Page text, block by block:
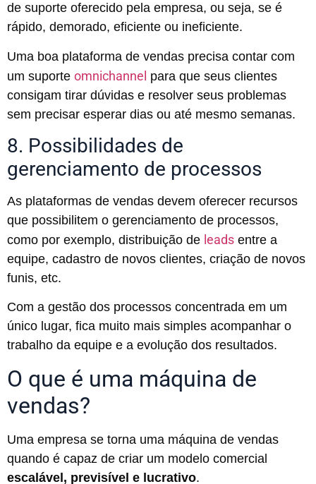
de suporte oferecido pela empresa, ou seja, se é
rápido, demorado, eficiente ou ineficiente.
Uma boa plataforma de vendas precisa contar com
um suporte omnichannel para que seus clientes
consigam tirar dúvidas e resolver seus problemas
sem precisar esperar dias ou até mesmo semanas.
8. Possibilidades de
gerenciamento de processos
As plataformas de vendas devem oferecer recursos
que possibilitem o gerenciamento de processos,
como por exemplo, distribuição de leads entre a
equipe, cadastro de novos clientes, criação de novos
funis, etc.
Com a gestão dos processos concentrada em um
único lugar, fica muito mais simples acompanhar o
trabalho da equipe e a evolução dos resultados.
O que é uma máquina de
vendas?
Uma empresa se torna uma máquina de vendas
quando é capaz de criar um modelo comercial
escalável, previsível e lucrativo.